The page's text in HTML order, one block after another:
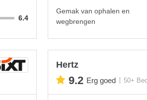
6.4
Gemak van ophalen en
wegbrengen
Hertz
9.2 Erg goed 50+